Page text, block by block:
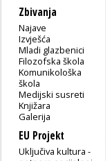
Zbivanja
Najave
Izvješća
Mladi glazbenici
Filozofska škola
Komunikološka
škola
Medijski susreti
Knjižara
Galerija
EU Projekt
Uključiva kultura -